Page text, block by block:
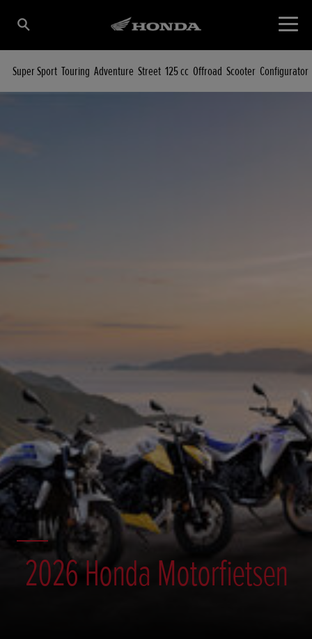
Super Sport Touring Adventure Street 125 cc Offroad Scooter Configurator
2026 Honda Motorfietsen